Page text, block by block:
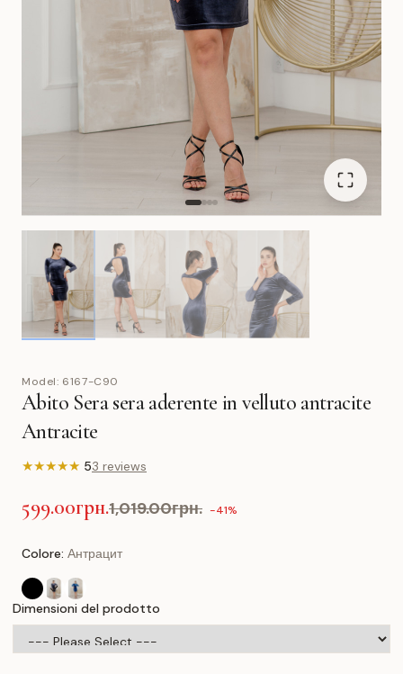
Model: 6167-C90
Abito Sera sera aderente in velluto antracite
Antracite
★★★★★ 53 reviews
599.00грн.1,019.00грн. -41%
Colore: Антрацит
Dimensioni del prodotto